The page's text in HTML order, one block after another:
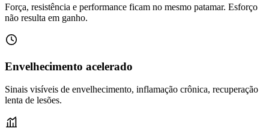
Força, resistência e performance ficam no mesmo patamar. Esforço
não resulta em ganho.
Envelhecimento acelerado
Sinais visíveis de envelhecimento, inflamação crônica, recuperação
lenta de lesões.